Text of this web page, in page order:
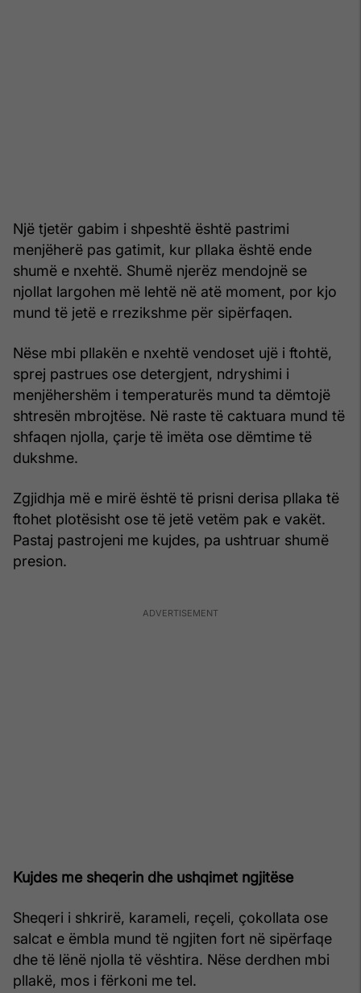
Një tjetër gabim i shpeshtë është pastrimi
menjëherë pas gatimit, kur pllaka është ende
shumë e nxehtë. Shumë njerëz mendojnë se
njollat largohen më lehtë në atë moment, por kjo
mund të jetë e rrezikshme për sipërfaqen.
Nëse mbi pllakën e nxehtë vendoset ujë i ftohtë,
sprej pastrues ose detergjent, ndryshimi i
menjëhershëm i temperaturës mund ta dëmtojë
shtresën mbrojtëse. Në raste të caktuara mund të
shfaqen njolla, çarje të imëta ose dëmtime të
dukshme.
Zgjidhja më e mirë është të prisni derisa pllaka të
ftohet plotësisht ose të jetë vetëm pak e vakët.
Pastaj pastrojeni me kujdes, pa ushtruar shumë
presion.
Kujdes me sheqerin dhe ushqimet ngjitëse
Sheqeri i shkrirë, karameli, reçeli, çokollata ose
salcat e ëmbla mund të ngjiten fort në sipërfaqe
dhe të lënë njolla të vështira. Nëse derdhen mbi
pllakë, mos i fërkoni me tel.